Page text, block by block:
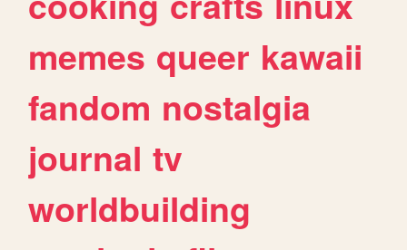
memes queer kawaii
fandom nostalgia
journal tv
worldbuilding